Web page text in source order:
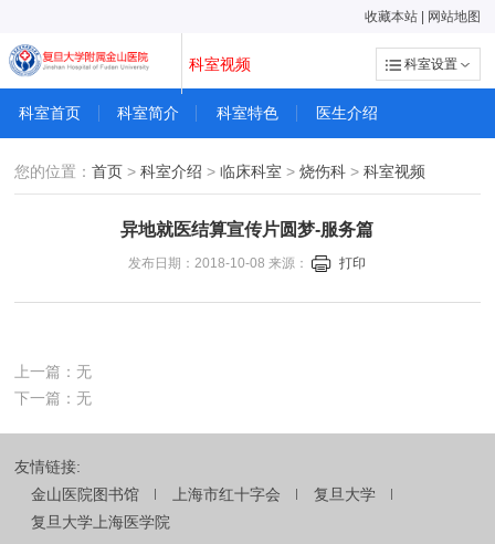
收藏本站 网站地图
科室视频 科室设置
科室首页 科室简介 科室特色 医生介绍
您的位置：首页 >科室介绍 >临床科室 >烧伤科 >科室视频
异地就医结算宣传片圆梦-服务篇
发布日期：2018-10-08 来源： 打印
上一篇：无
下一篇：无
友情链接:
金山医院图书馆
上海市红十字会
复旦大学
复旦大学上海医学院